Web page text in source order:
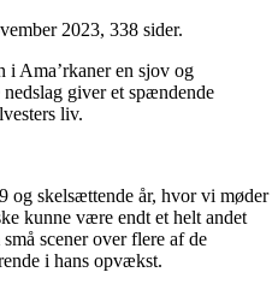
2023, 338 sider.
i Ama’rkaner en sjov og
giver et spændende
liv.
og skelsættende år, hvor vi møder
kunne være endt et helt andet
scener over flere af de
i hans opvækst.